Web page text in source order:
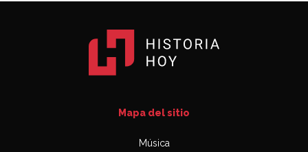
Mapa del sitio
Música